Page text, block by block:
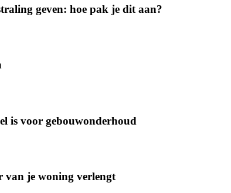
geven: hoe pak je dit aan?
is voor gebouwonderhoud
van je woning verlengt